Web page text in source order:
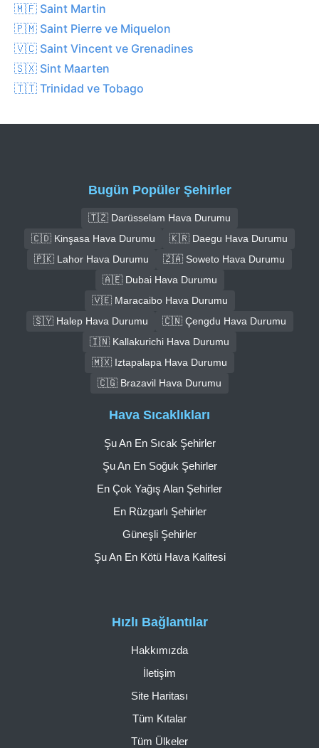
🇲🇫 Saint Martin
🇵🇲 Saint Pierre ve Miquelon
🇻🇨 Saint Vincent ve Grenadines
🇸🇽 Sint Maarten
🇹🇹 Trinidad ve Tobago
Bugün Popüler Şehirler
🇹🇿 Darüsselam Hava Durumu
🇨🇩 Kinşasa Hava Durumu
🇰🇷 Daegu Hava Durumu
🇵🇰 Lahor Hava Durumu
🇿🇦 Soweto Hava Durumu
🇦🇪 Dubai Hava Durumu
🇻🇪 Maracaibo Hava Durumu
🇸🇾 Halep Hava Durumu
🇨🇳 Çengdu Hava Durumu
🇮🇳 Kallakurichi Hava Durumu
🇲🇽 Iztapalapa Hava Durumu
🇨🇬 Brazavil Hava Durumu
Hızlı Bağlantılar
Hakkımızda
İletişim
Site Haritası
Tüm Kıtalar
Tüm Ülkeler
Hava Sıcaklıkları
Şu An En Sıcak Şehirler
Şu An En Soğuk Şehirler
En Çok Yağış Alan Şehirler
En Rüzgarlı Şehirler
Güneşli Şehirler
Şu An En Kötü Hava Kalitesi